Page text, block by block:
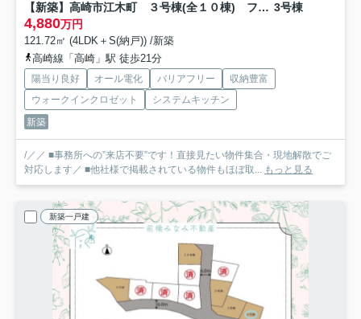
【新築】高崎市江木町 ３号棟(全１０棟) フェリディアガーデン 新築建売分譲 3号棟
4,880万円
121.72㎡ (4LDK＋S(納戸)) /新築
高崎線「高崎」駅 徒歩21分
陽当り良好 オール電化 バリアフリー
収納豊富
ウォークインクロゼット
システムキッチン
新築
/／／ ■事務所への”来店不要”です！直接見たい物件集合・現地解散でご
対応します／ ■他社様で掲載されている物件もほぼ取... もっと見る
新築一戸建